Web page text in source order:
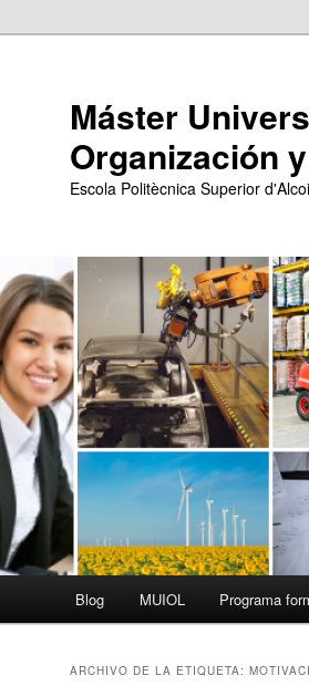
Máster
Organización
Escola Politècnica Superior
Blog MUIOL Programa
ARCHIVO DE LA ETIQUETA: